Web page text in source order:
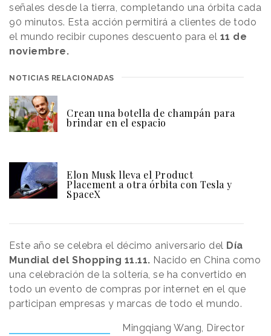
señales desde la tierra, completando una órbita cada
90 minutos. Esta acción permitirá a clientes de todo
el mundo recibir cupones descuento para el 11 de
noviembre.
NOTICIAS RELACIONADAS
Crean una botella de champán para
brindar en el espacio
Elon Musk lleva el Product
Placement a otra órbita con Tesla y
SpaceX
Este año se celebra el décimo aniversario del Día
Mundial del Shopping 11.11. Nacido en China como
una celebración de la soltería, se ha convertido en
todo un evento de compras por internet en el que
participan empresas y marcas de todo el mundo.
Mingqiang Wang, Director